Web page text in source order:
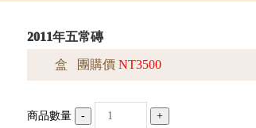
2011年五常磚
盒 團購價NT3500
商品數量 - +